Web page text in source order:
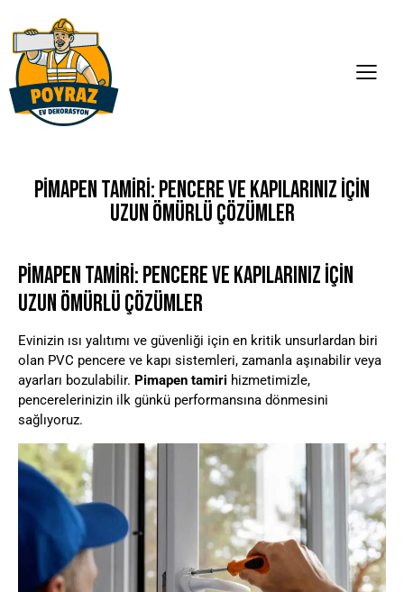
PIMAPEN TAMIRI: PENCERE VE KAPILARINIZ İÇIN
UZUN ÖMÜRLÜ ÇÖZÜMLER
PIMAPEN TAMIRI: PENCERE VE KAPILARINIZ İÇIN
UZUN ÖMÜRLÜ ÇÖZÜMLER
Evinizin ısı yalıtımı ve güvenliği için en kritik unsurlardan biri
olan PVC pencere ve kapı sistemleri, zamanla aşınabilir veya
ayarları bozulabilir. Pimapen tamiri hizmetimizle,
pencerelerinizin ilk günkü performansına dönmesini
sağlıyoruz.